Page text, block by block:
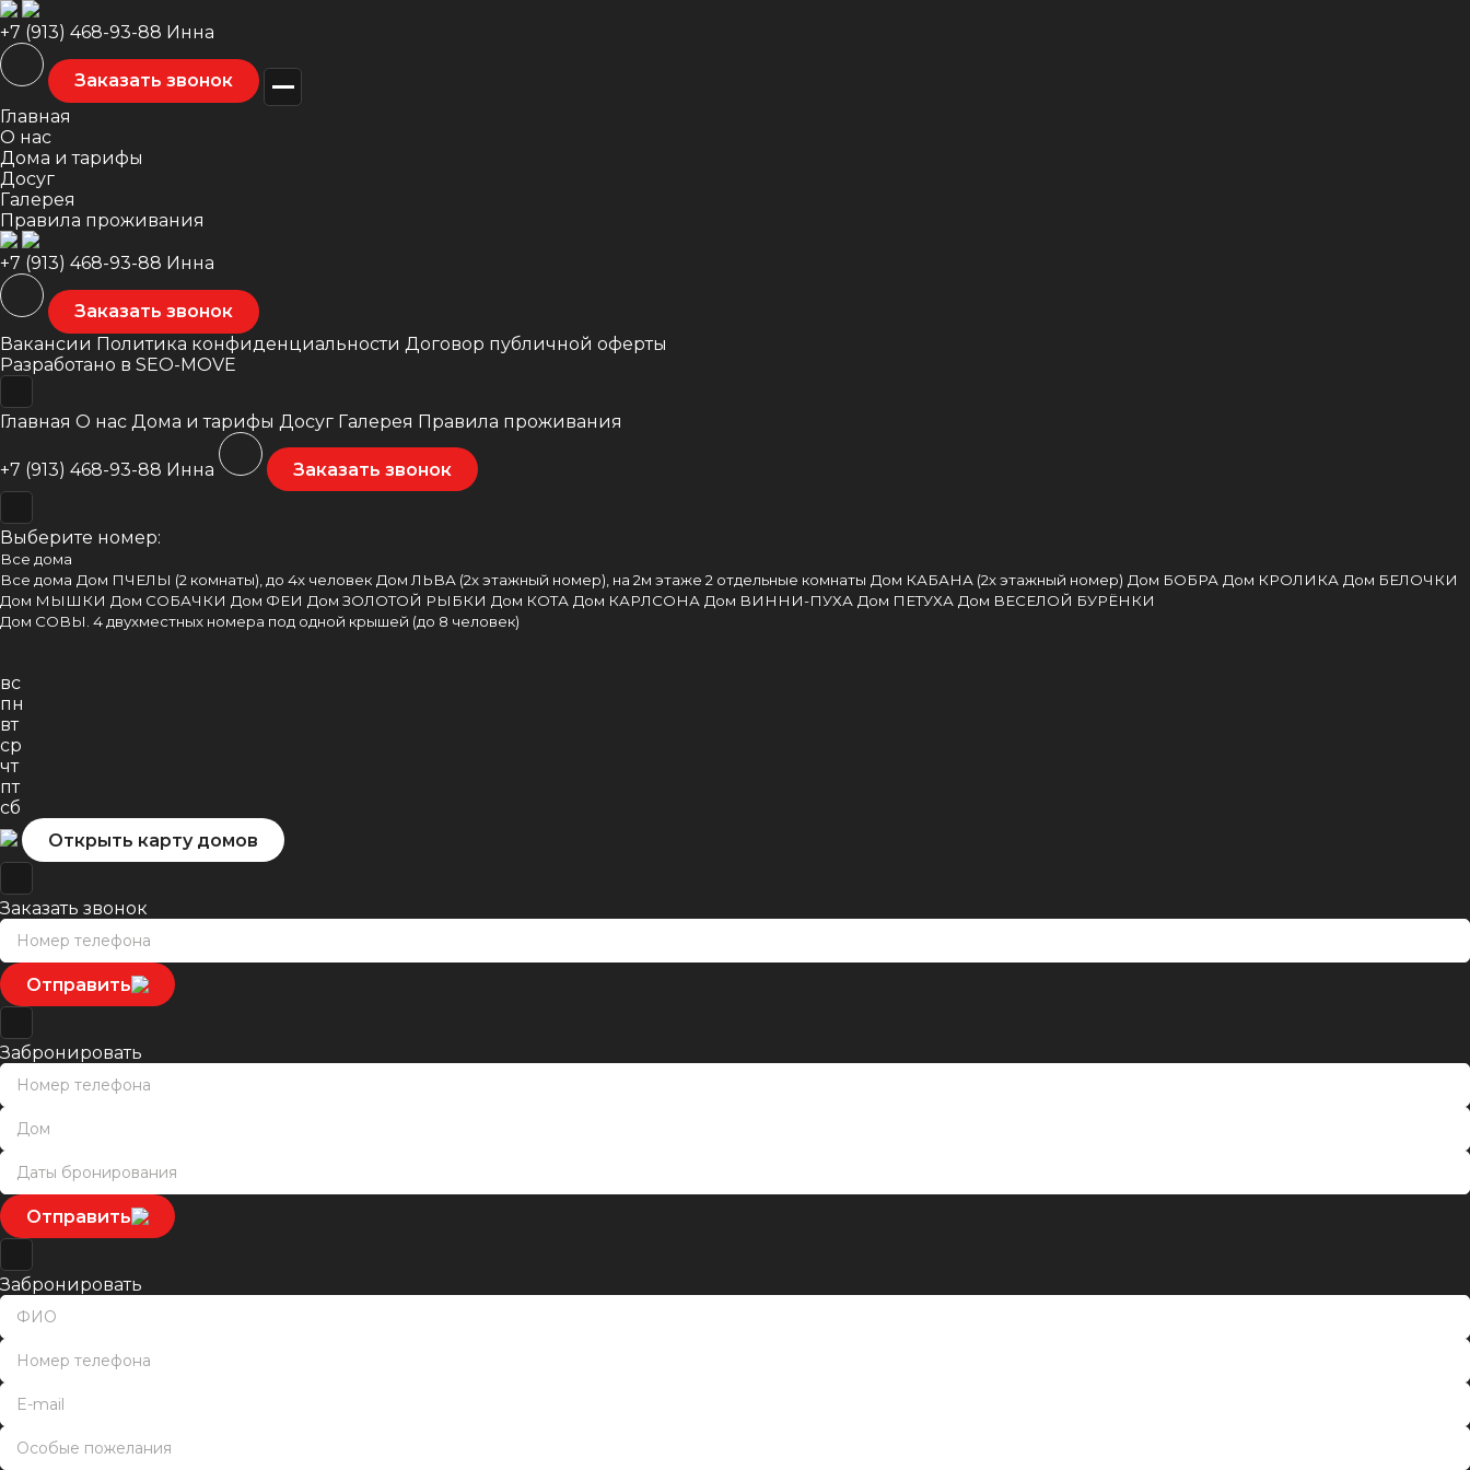
+7 (913) 468-93-88 Инна
Заказать звонок
Главная
О нас
Дома и тарифы
Досуг
Галерея
Правила проживания
+7 (913) 468-93-88 Инна
Заказать звонок
Вакансии Политика конфиденциальности Договор публичной оферты
Разработано в SEO-MOVE
Главная О нас Дома и тарифы Досуг Галерея Правила проживания
+7 (913) 468-93-88 Инна Заказать звонок
Выберите номер:
Все дома
Все дома Дом ПЧЕЛЫ (2 комнаты), до 4х человек Дом ЛЬВА (2х этажный номер), на 2м этаже 2 отдельные комнаты Дом КАБАНА (2х этажный номер) Дом БОБРА Дом КРОЛИКА Дом БЕЛОЧКИ
Дом МЫШКИ Дом СОБАЧКИ Дом ФЕИ Дом ЗОЛОТОЙ РЫБКИ Дом КОТА Дом КАРЛСОНА Дом ВИННИ-ПУХА Дом ПЕТУХА Дом ВЕСЕЛОЙ БУРЁНКИ
Дом СОВЫ. 4 двухместных номера под одной крышей (до 8 человек)
вс
пн
вт
ср
чт
пт
сб
Открыть карту домов
Заказать звонок
Отправить
Забронировать
Отправить
Забронировать